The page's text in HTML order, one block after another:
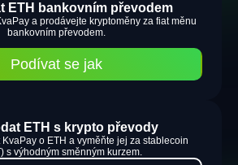
ETH bankovním převodem
a prodávejte kryptoměny za fiat měnu
bankovním převodem.
Podívat se jak
ETH s krypto převody
o ETH a vyměňte jej za stablecoin
s výhodným směnným kurzem.